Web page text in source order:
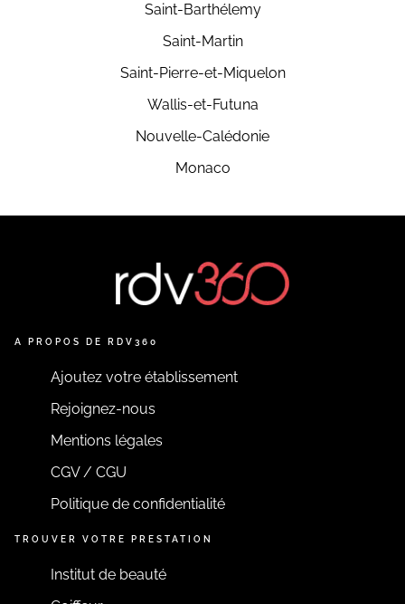
Saint-Barthélemy
Saint-Martin
Saint-Pierre-et-Miquelon
Wallis-et-Futuna
Nouvelle-Calédonie
Monaco
A PROPOS DE RDV360
Ajoutez votre établissement
Rejoignez-nous
Mentions légales
CGV / CGU
Politique de confidentialité
TROUVER VOTRE PRESTATION
Institut de beauté